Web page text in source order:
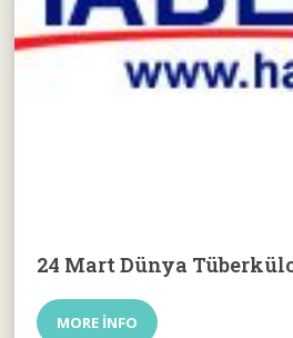
24 Mart Dünya
MORE INFO